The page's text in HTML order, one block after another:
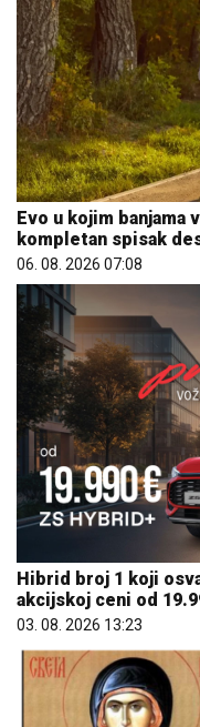
Evo u kojim banjama
kompletan spisak
06. 08. 2026 07:08
Hibrid broj 1 koji
akcijskoj ceni od
03. 08. 2026 13:23